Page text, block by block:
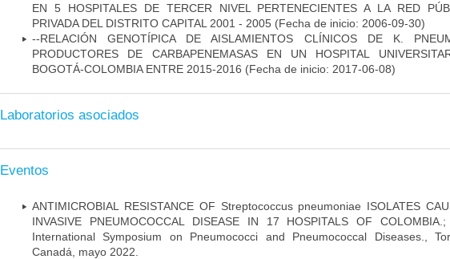
EN 5 HOSPITALES DE TERCER NIVEL PERTENECIENTES A LA RED
PRIVADA DEL DISTRITO CAPITAL 2001 - 2005 (Fecha de inicio: 2006-09-30)
--RELACIÓN GENOTÍPICA DE AISLAMIENTOS CLÍNICOS DE K.
PRODUCTORES DE CARBAPENEMASAS EN UN HOSPITAL
BOGOTÁ-COLOMBIA ENTRE 2015-2016 (Fecha de inicio: 2017-06-08)
Laboratorios asociados
Eventos
ANTIMICROBIAL RESISTANCE OF Streptococcus pneumoniae ISOLATES
INVASIVE PNEUMOCOCCAL DISEASE IN 17 HOSPITALS OF
International Symposium on Pneumococci and Pneumococcal Diseases.,
Canadá, mayo 2022.